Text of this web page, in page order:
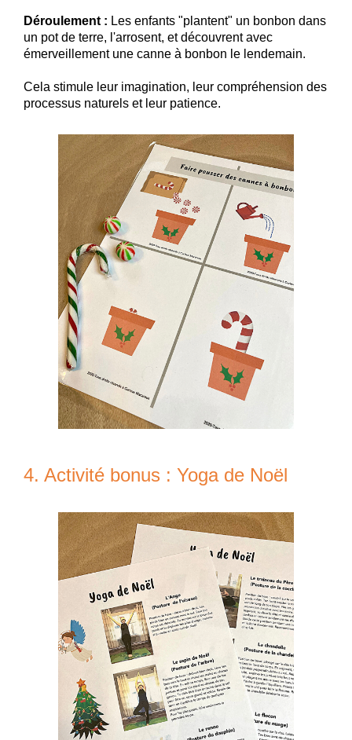
Déroulement : Les enfants "plantent" un bonbon dans
un pot de terre, l'arrosent, et découvrent avec
émerveillement une canne à bonbon le lendemain.
Cela stimule leur imagination, leur compréhension des
processus naturels et leur patience.
4. Activité bonus : Yoga de Noël